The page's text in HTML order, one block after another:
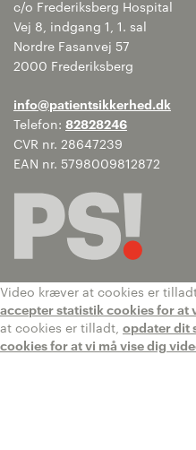
c/o Frederiksberg Hospital
Vej 8, indgang 1, 1. sal
Nordre Fasanvej 57
2000 Frederiksberg
info@patientsikkerhed.dk
Telefon: 82828246
CVR nr. 28647239
EAN nr. 5798009812872
Video kræver at cookies er
accepter statistik cookies for at
at cookies er tilladt, opdater dit
cookies for at vi må vise dig